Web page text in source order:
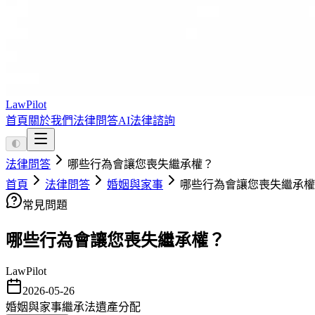
LawPilot
首頁 關於我們法律問答AI法律諮詢
🌓
法律問答
哪些行為會讓您喪失繼承權？
首頁
法律問答 婚姻與家事
哪些行為會讓您喪失繼承
常見問題
哪些行為會讓您喪失繼承權？
LawPilot
2026-05-26
婚姻與家事繼承法遺產分配